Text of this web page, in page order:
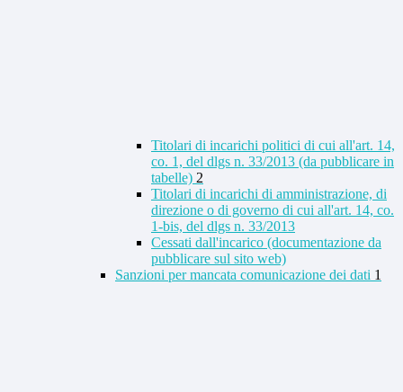
Titolari di incarichi politici di cui all'art. 14,
co. 1, del dlgs n. 33/2013 (da pubblicare in
tabelle) 2
Titolari di incarichi di amministrazione, di
direzione o di governo di cui all'art. 14, co.
1-bis, del dlgs n. 33/2013
Cessati dall'incarico (documentazione da
pubblicare sul sito web)
Sanzioni per mancata comunicazione dei dati 1